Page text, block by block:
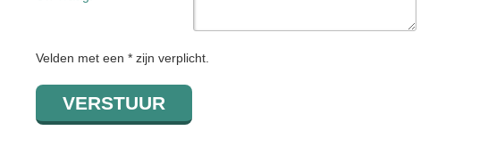
Velden met een * zijn verplicht.